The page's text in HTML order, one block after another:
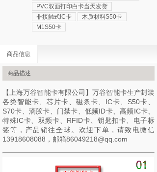
PVC双面打印白卡当天发货
非接触式IC卡
木质材料S50卡
M1S50卡
商品信息
商品描述
【上海万谷智能卡有限公司】万谷智能卡生产封装
各类智能卡、芯片卡、磁条卡、IC卡、S50卡、
S70卡、滴胶卡、门禁卡、低频ID卡、高频IC卡、
特殊IC卡、双频卡、RFID卡、钥匙扣卡、电子标
签等，产品销往全球。欢迎下单，请致电微信
13918608088，邮箱86049218@qq.com